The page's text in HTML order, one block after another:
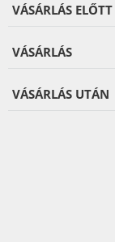
VÁSÁRLÁS ELŐTT
VÁSÁRLÁS
VÁSÁRLÁS UTÁN